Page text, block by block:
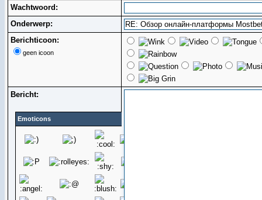
Wachtwoord:
Onderwerp:
Berichticoon:
geen icoon
Bericht:
Emoticons